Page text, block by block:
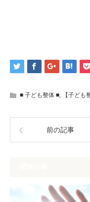
■ 子ども整体 ■ 【子ども
前の記事